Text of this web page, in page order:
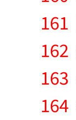
161
162
163
164